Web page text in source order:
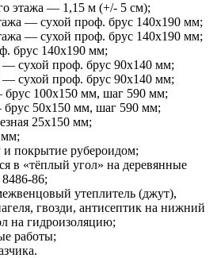
этажа — 1,15 м (+/- 5 см);
— сухой проф. брус 140х190 мм;
— сухой проф. брус 140х190 мм;
брус 140х190 мм;
— сухой проф. брус 90х140 мм;
— сухой проф. брус 90х140 мм;
100х150 мм, шаг 590 мм;
50х150 мм, шаг 590 мм;
25х150 мм;
покрытие рубероидом;
в «тёплый угол» на деревянные
86;
утеплитель (джут),
гвозди, антисептик на нижний
на гидроизоляцию;
работы;